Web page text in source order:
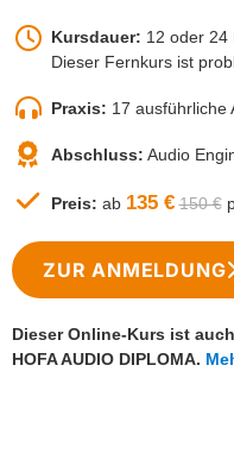
Kursdauer: 12 oder 24
Dieser Fernkurs ist
Praxis: 17 ausführliche
Abschluss: Audio
Preis: ab 135 € 150 €
ZUR ANMELDUNG
Dieser Online-Kurs ist
HOFA AUDIO DIPLOMA.